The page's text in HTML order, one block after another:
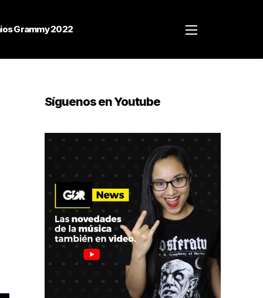
Grammy 2022
Síguenos en Youtube